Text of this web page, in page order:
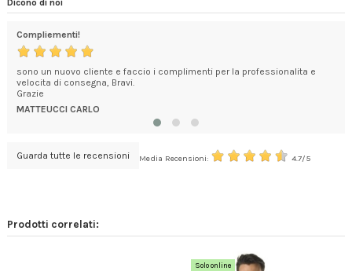
Dicono di noi
Compliementi!
sono un nuovo cliente e faccio i complimenti per la professionalita e
velocita di consegna, Bravi.
Grazie
MATTEUCCI CARLO
Guarda tutte le recensioni Media Recensioni: 4.7/5
Prodotti correlati:
Solo online